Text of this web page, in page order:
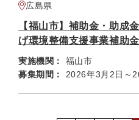
広島県
【福山市】補助金・助成
げ環境整備支援事業補助金
実施機関：
福山市
募集期間：
2026年3月2日～